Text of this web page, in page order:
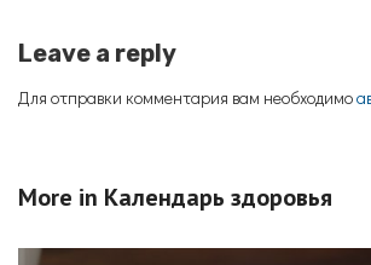
Leave a reply
Для отправки комментария вам необходимо
More in Календарь здоровья